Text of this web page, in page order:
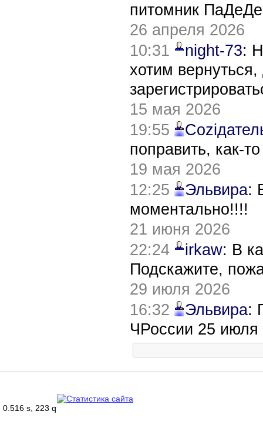
питомник
26 апреля 2026
10:31
night-73:
хотим
15 мая 2026
19:55
поправить, как-
19 мая 2026
12:25
Эльвира:
моментально!!!!
21 июня 2026
22:24
irkaw: В
Подскажите,
29 июля 2026
16:32
Эльвира:
ЧРоссии 25 июля
0.516 s, 223 q